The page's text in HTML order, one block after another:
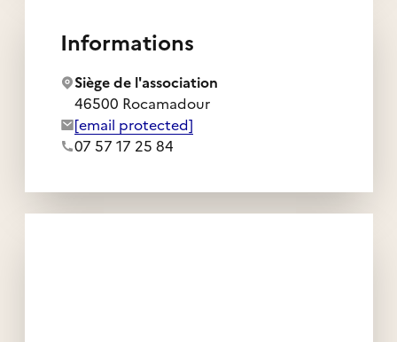
Informations
Siège de l'association
46500 Rocamadour
Adresse e-mail de l'association :
[email protected]
Numéro de téléphone de l'association :
07 57 17 25 84